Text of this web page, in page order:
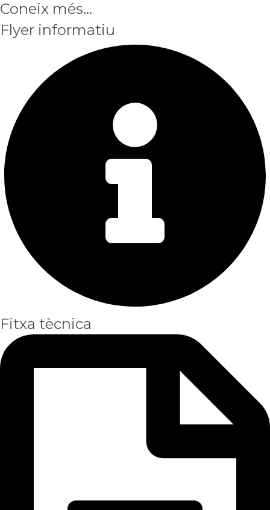
Coneix més...
Flyer informatiu
Fitxa tècnica